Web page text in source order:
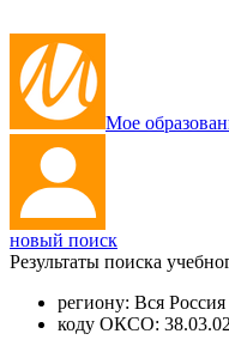
Мое
новый поиск
Результаты поиска
региону: Вся Россия
коду ОКСО: 38.03.02